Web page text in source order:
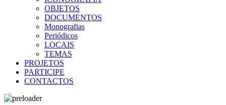
OBJETOS
DOCUMENTOS
Monografias
Periódicos
LOCAIS
TEMAS
PROJETOS
PARTICIPE
CONTACTOS